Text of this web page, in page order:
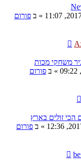
» ב פורום
משחקי מכות
» ב פורום
הכי זולים בארץ
» ב פורום